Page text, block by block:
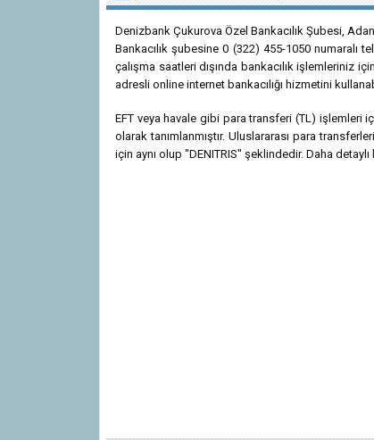
Denizbank Çukurova Özel Bankacılık Şubesi,
Bankacılık şubesine 0 (322) 455-1050 numaralı
çalışma saatleri dışında bankacılık işlemleriniz
adresli online internet bankacılığı hizmetini
EFT veya havale gibi para transferi (TL) işlemleri
olarak tanımlanmıştır. Uluslararası para
için aynı olup "DENITRIS" şeklindedir. Daha